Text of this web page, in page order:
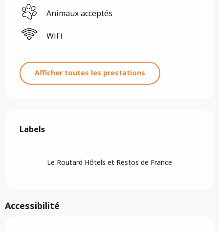
Animaux acceptés
WiFi
Afficher toutes les prestations
Labels
Labels
Le Routard Hôtels et Restos de France
Accessibilité